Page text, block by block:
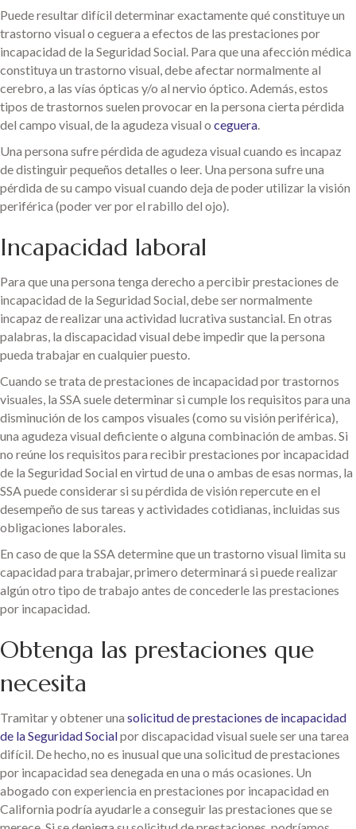
Puede resultar difícil determinar exactamente qué constituye un
trastorno visual o ceguera a efectos de las prestaciones por
incapacidad de la Seguridad Social. Para que una afección médica
constituya un trastorno visual, debe afectar normalmente al
cerebro, a las vías ópticas y/o al nervio óptico. Además, estos
tipos de trastornos suelen provocar en la persona cierta pérdida
del campo visual, de la agudeza visual o ceguera.
Una persona sufre pérdida de agudeza visual cuando es incapaz
de distinguir pequeños detalles o leer. Una persona sufre una
pérdida de su campo visual cuando deja de poder utilizar la visión
periférica (poder ver por el rabillo del ojo).
Incapacidad laboral
Para que una persona tenga derecho a percibir prestaciones de
incapacidad de la Seguridad Social, debe ser normalmente
incapaz de realizar una actividad lucrativa sustancial. En otras
palabras, la discapacidad visual debe impedir que la persona
pueda trabajar en cualquier puesto.
Cuando se trata de prestaciones de incapacidad por trastornos
visuales, la SSA suele determinar si cumple los requisitos para una
disminución de los campos visuales (como su visión periférica),
una agudeza visual deficiente o alguna combinación de ambas. Si
no reúne los requisitos para recibir prestaciones por incapacidad
de la Seguridad Social en virtud de una o ambas de esas normas, la
SSA puede considerar si su pérdida de visión repercute en el
desempeño de sus tareas y actividades cotidianas, incluidas sus
obligaciones laborales.
En caso de que la SSA determine que un trastorno visual limita su
capacidad para trabajar, primero determinará si puede realizar
algún otro tipo de trabajo antes de concederle las prestaciones
por incapacidad.
Obtenga las prestaciones que
necesita
Tramitar y obtener una solicitud de prestaciones de incapacidad
de la Seguridad Socialpor discapacidad visual suele ser una tarea
difícil. De hecho, no es inusual que una solicitud de prestaciones
por incapacidad sea denegada en una o más ocasiones. Un
abogado con experiencia en prestaciones por incapacidad en
California podría ayudarle a conseguir las prestaciones que se